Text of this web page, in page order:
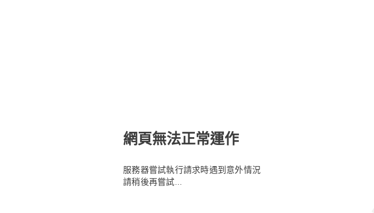
網頁無法正常運作
服務器嘗試執行請求時遇到意外情況
請稍後再嘗試...